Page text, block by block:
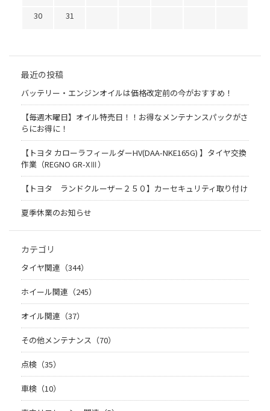
30
31
最近の投稿
バッテリー・エンジンオイルは価格改定前の今がおすすめ！
【毎週木曜日】オイル特売日！！お得なメンテナンスパックがさ
らにお得に！
【トヨタ カローラフィールダーHV(DAA-NKE165G) 】タイヤ交換
作業（REGNO GR-XⅢ）
【トヨタ ランドクルーザー２５０】カーセキュリティ取り付け
夏季休業のお知らせ
カテゴリ
タイヤ関連（344）
ホイール関連（245）
オイル関連（37）
その他メンテナンス（70）
点検（35）
車検（10）